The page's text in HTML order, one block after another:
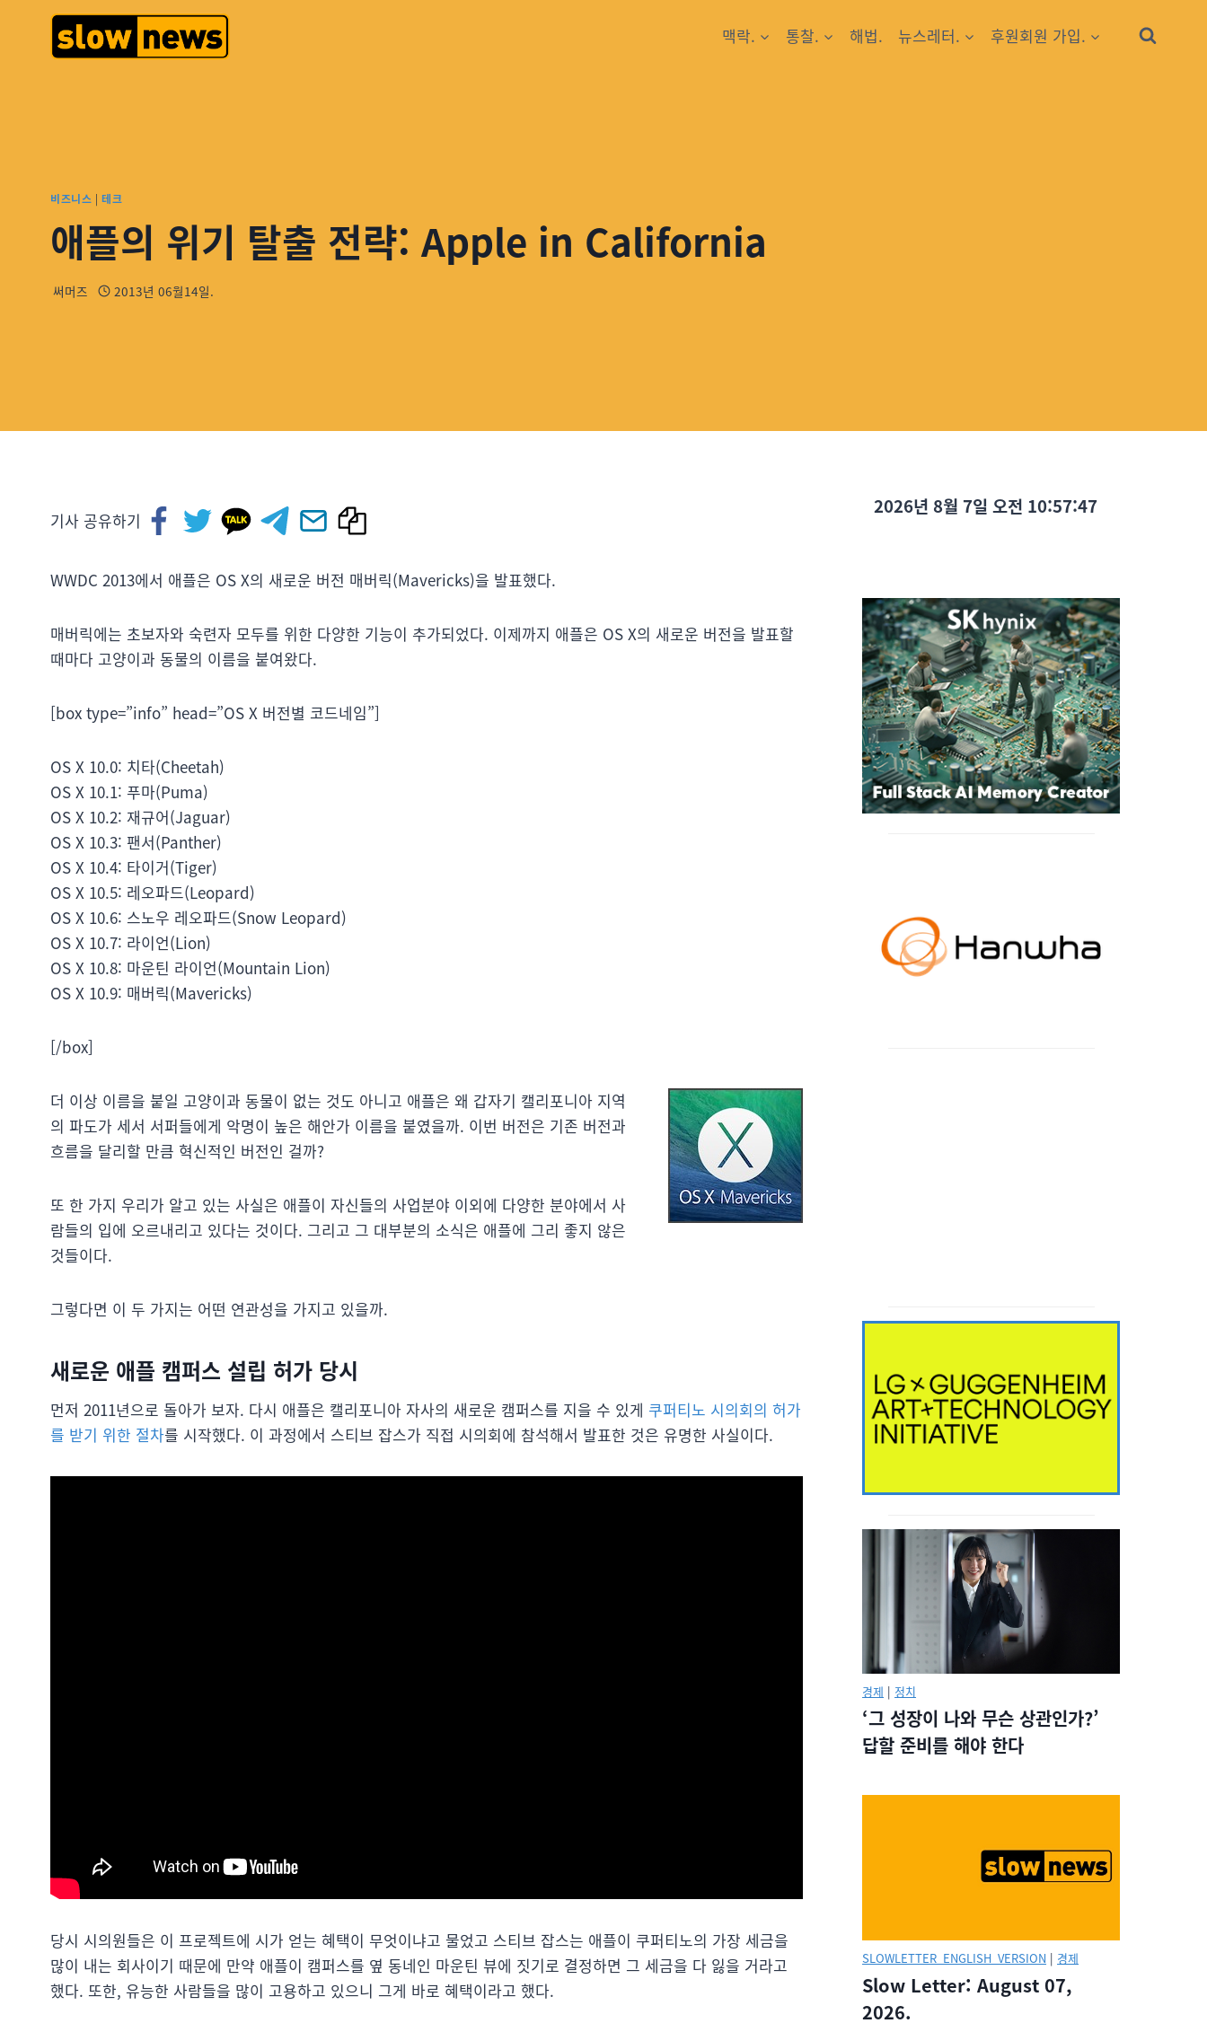
맥락. 통찰. 해법. 뉴스레터. 후원회원 가입.
비즈니스 |테크
애플의 위기 탈출 전략: Apple in California
써머즈 2013년 06월14일.
기사 공유하기
WWDC 2013에서 애플은 OS X의 새로운 버전 매버릭(Mavericks)을 발표했다.
매버릭에는 초보자와 숙련자 모두를 위한 다양한 기능이 추가되었다. 이제까지 애플은 OS X의 새로운 버전을 발표할
때마다 고양이과 동물의 이름을 붙여왔다.
[box type=”info” head=”OS X 버전별 코드네임”]
OS X 10.0: 치타(Cheetah)
OS X 10.1: 푸마(Puma)
OS X 10.2: 재규어(Jaguar)
OS X 10.3: 팬서(Panther)
OS X 10.4: 타이거(Tiger)
OS X 10.5: 레오파드(Leopard)
OS X 10.6: 스노우 레오파드(Snow Leopard)
OS X 10.7: 라이언(Lion)
OS X 10.8: 마운틴 라이언(Mountain Lion)
OS X 10.9: 매버릭(Mavericks)
[/box]
더 이상 이름을 붙일 고양이과 동물이 없는 것도 아니고 애플은 왜 갑자기 캘리포니아 지역
의 파도가 세서 서퍼들에게 악명이 높은 해안가 이름을 붙였을까. 이번 버전은 기존 버전과
흐름을 달리할 만큼 혁신적인 버전인 걸까?
또 한 가지 우리가 알고 있는 사실은 애플이 자신들의 사업분야 이외에 다양한 분야에서 사
람들의 입에 오르내리고 있다는 것이다. 그리고 그 대부분의 소식은 애플에 그리 좋지 않은
것들이다.
그렇다면 이 두 가지는 어떤 연관성을 가지고 있을까.
새로운 애플 캠퍼스 설립 허가 당시
먼저 2011년으로 돌아가 보자. 다시 애플은 캘리포니아 자사의 새로운 캠퍼스를 지을 수 있게 쿠퍼티노 시의회의 허가
를 받기 위한 절차를 시작했다. 이 과정에서 스티브 잡스가 직접 시의회에 참석해서 발표한 것은 유명한 사실이다.
당시 시의원들은 이 프로젝트에 시가 얻는 혜택이 무엇이냐고 물었고 스티브 잡스는 애플이 쿠퍼티노의 가장 세금을
많이 내는 회사이기 때문에 만약 애플이 캠퍼스를 옆 동네인 마운틴 뷰에 짓기로 결정하면 그 세금을 다 잃을 거라고
했다. 또한, 유능한 사람들을 많이 고용하고 있으니 그게 바로 혜택이라고 했다.
2026년 8월 7일 오전 10:57:48
경제 | 정치
‘그 성장이 나와 무슨 상관인가?’
답할 준비를 해야 한다
SLOWLETTER_ENGLISH_VERSION | 경제
Slow Letter: August 07,
2026.